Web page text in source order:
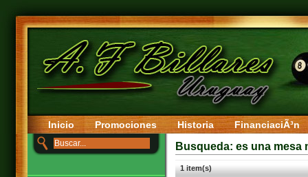
Inicio Promociones Historia FinanciaciÃ³n
Busqueda: es una
1 item(s)